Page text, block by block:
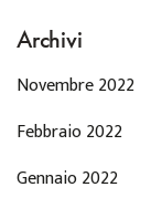
Archivi
Novembre 2022
Febbraio 2022
Gennaio 2022